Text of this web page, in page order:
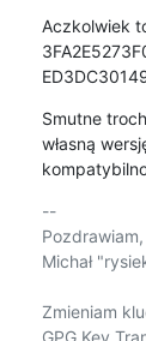
Aczkolwiek
Smutne
własną
--
Pozdrawiam,
Michał
Zmieniam
GPG Key